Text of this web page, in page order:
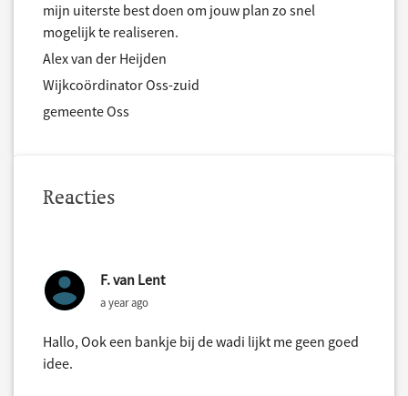
mijn uiterste best doen om jouw plan zo snel
mogelijk te realiseren.
Alex van der Heijden
Wijkcoördinator Oss-zuid
gemeente Oss
Reacties
F. van Lent
a year ago
Hallo, Ook een bankje bij de wadi lijkt me geen goed
idee.